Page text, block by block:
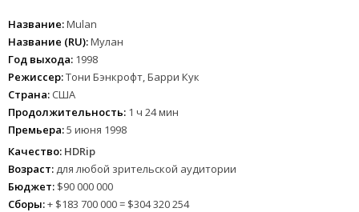
Название:Mulan
Название (RU):Мулан
Год выхода: 1998
Режиссер:Тони Бэнкрофт, Барри Кук
Страна: США
Продолжительность: 1 ч 24 мин
Премьера:5 июня 1998
Качество: HDRip
Возраст: для любой зрительской аудитории
Бюджет: $90 000 000
Сборы:+ $183 700 000 = $304 320 254